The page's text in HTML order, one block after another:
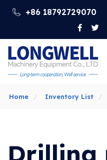
+86 18792729070
Home Inventory List
Drilling